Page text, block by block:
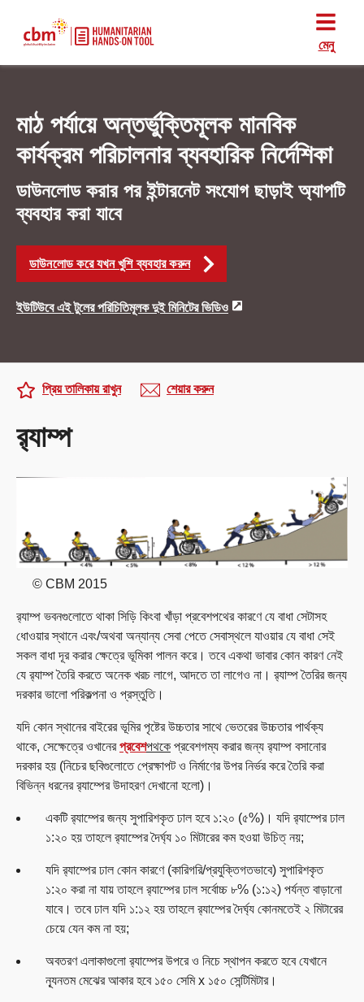
মেনু
মাঠ পর্যায়ে অন্তর্ভুক্তিমূলক মানবিক
কার্যক্রম পরিচালনার ব্যবহারিক নির্দেশিকা
ডাউনলোড করার পর ইন্টারনেট সংযোগ ছাড়াই অ্যাপটি
ব্যবহার করা যাবে
ডাউনলোড করে যখন খুশি ব্যবহার করুন
ইউটিউবে এই টুলের পরিচিতিমূলক দুই মিনিটের ভিডিও
র‍্যাম্প
প্রিয় তালিকায় রাখুন শেয়ার করুন
© CBM 2015
র‍্যাম্প ভবনগুলোতে থাকা সিড়ি কিংবা খাঁড়া প্রবেশপথের কারণে যে বাধা সেটাসহ
ধোওয়ার স্থানে এবং/অথবা অন্যান্য সেবা পেতে সেবাস্থলে যাওয়ার যে বাধা সেই
সকল বাধা দূর করার ক্ষেত্রে ভূমিকা পালন করে। তবে একথা ভাবার কোন কারণ নেই
যে র‍্যাম্প তৈরি করতে অনেক খরচ লাগে, আদতে তা লাগেও না। র‍্যাম্প তৈরির জন্য
দরকার ভালো পরিকল্পনা ও প্রস্তুতি।
যদি কোন স্থানের বাইরের ভূমির পৃষ্টের উচ্চতার সাথে ভেতরের উচ্চতার পার্থক্য
থাকে, সেক্ষেত্রে ওখানেরপ্রবেশপথকে প্রবেশগম্য করার জন্য র‍্যাম্প বসানোর
দরকার হয় (নিচের ছবিগুলোতে প্রেক্ষাপট ও নির্মাণের উপর নির্ভর করে তৈরি করা
বিভিন্ন ধরনের র‍্যাম্পের উদাহরণ দেখানো হলো)।
একটি র‍্যাম্পের জন্য সুপারিশকৃত ঢাল হবে ১:২০ (৫%)। যদি র‍্যাম্পের ঢাল
১:২০ হয় তাহলে র‍্যাম্পের দৈর্ঘ্য ১০ মিটারের কম হওয়া উচিত্‌ নয়;
যদি র‍্যাম্পের ঢাল কোন কারণে (কারিগরি/প্রযুক্তিগতভাবে) সুপারিশকৃত
১:২০ করা না যায় তাহলে র‍্যাম্পের ঢাল সর্বোচ্চ ৮% (১:১২) পর্যন্ত বাড়ানো
যাবে। তবে ঢাল যদি ১:১২ হয় তাহলে র‍্যাম্পের দৈর্ঘ্য কোনমতেই ২ মিটারের
চেয়ে যেন কম না হয়;
অবতরণ এলাকাগুলো র‍্যাম্পের উপরে ও নিচে স্থাপন করতে হবে যেখানে
ন্যূনতম মেঝের আকার হবে ১৫০ সেমি x ১৫০ সেন্টিমিটার।